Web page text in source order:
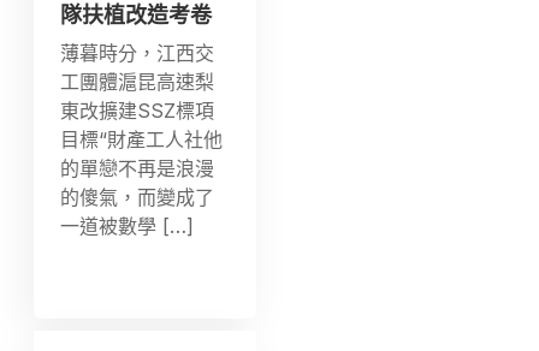
隊扶植改造考卷
薄暮時分，江西交
工團體滬昆高速梨
東改擴建SSZ標項
目標“財產工人社他
的單戀不再是浪漫
的傻氣，而變成了
一道被數學 […]